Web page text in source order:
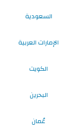
السعودية
الإمارات العربية
الكويت
البحرين
عُمان